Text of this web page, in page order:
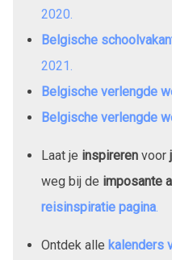
2020
Belgische
2021
Belgische verlengde
Belgische verlengde
Laat je inspireren voor
weg bij de imposante
reisinspiratie pagina
Ontdek alle kalenders